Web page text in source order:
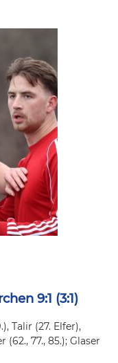
9:1 (3:1)
Talir (27. Elfer),
(62., 77., 85.); Glaser